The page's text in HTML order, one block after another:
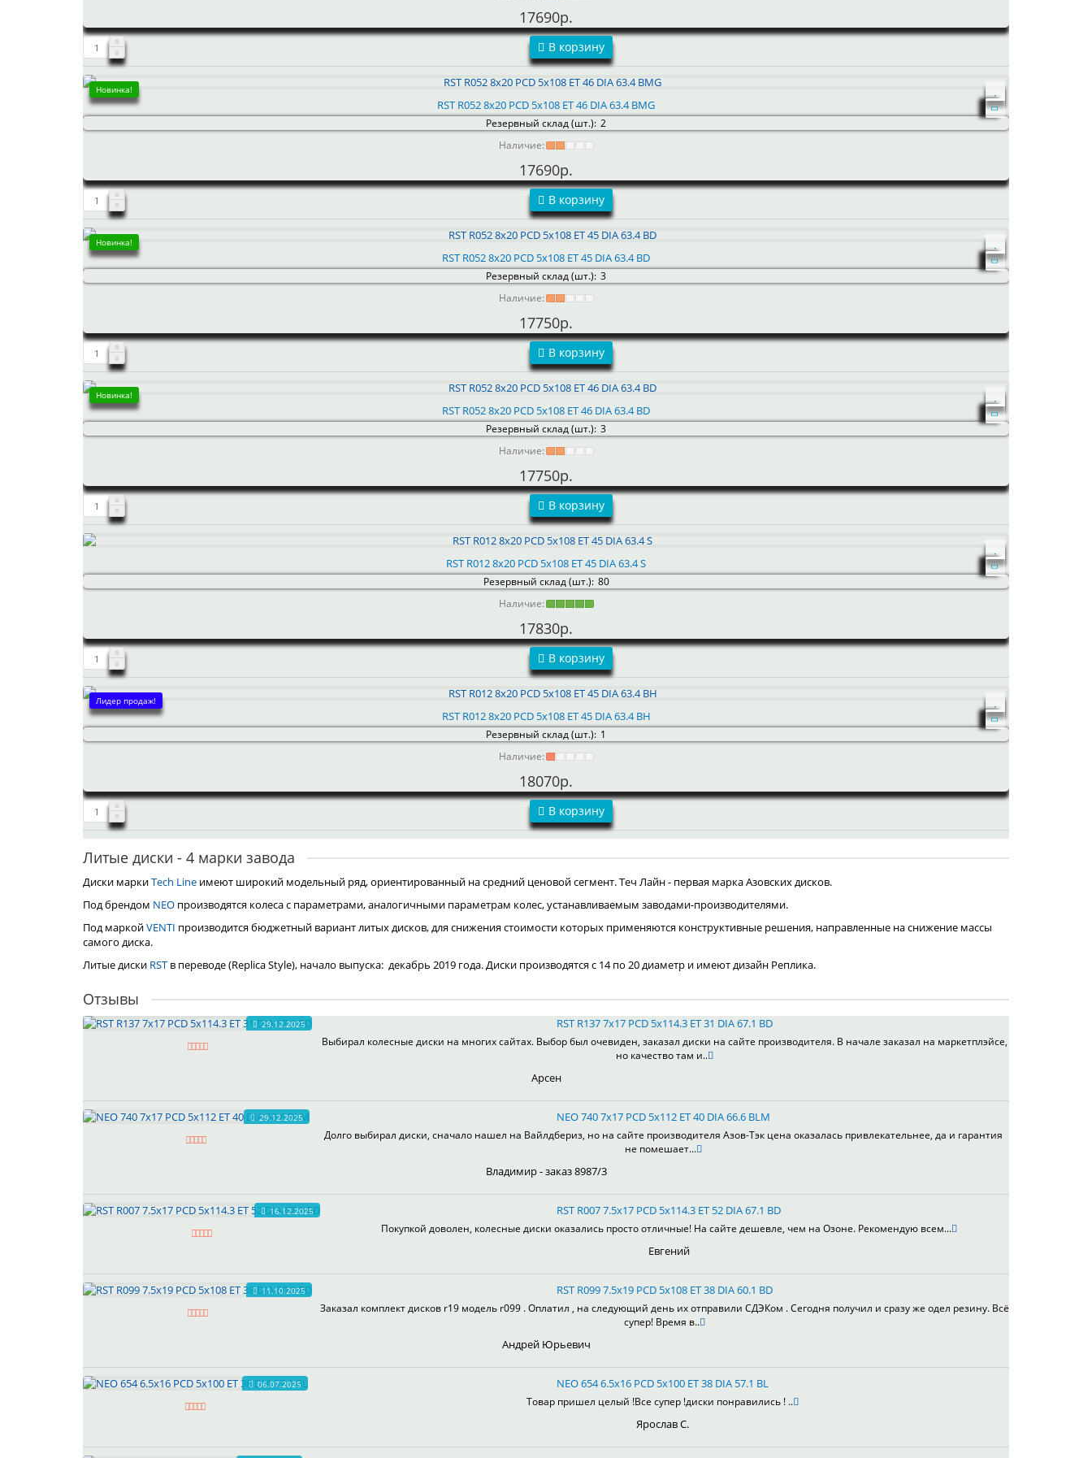
17690р.
В корзину
Новинка!
RST R052 8x20 PCD 5x108 ET 46 DIA 63.4 BMG
Резервный склад (шт.): 2
Наличие:
17690р.
В корзину
Новинка!
RST R052 8x20 PCD 5x108 ET 45 DIA 63.4 BD
Резервный склад (шт.): 3
Наличие:
17750р.
В корзину
Новинка!
RST R052 8x20 PCD 5x108 ET 46 DIA 63.4 BD
Резервный склад (шт.): 3
Наличие:
17750р.
В корзину
RST R012 8x20 PCD 5x108 ET 45 DIA 63.4 S
Резервный склад (шт.): 80
Наличие:
17830р.
В корзину
Лидер продаж!
RST R012 8x20 PCD 5x108 ET 45 DIA 63.4 BH
Резервный склад (шт.): 1
Наличие:
18070р.
В корзину
Литые диски - 4 марки завода
Диски маркиTech Line имеют широкий модельный ряд, ориентированный на средний ценовой сегмент. Теч Лайн - первая марка Азовских дисков.
Под брендом NEO производятся колеса с параметрами, аналогичными параметрам колес, устанавливаемым заводами-производителями.
Под маркойVENTI производится бюджетный вариант литых дисков, для снижения стоимости которых применяются конструктивные решения, направленные на снижение массы
самого диска.
Литые диски RST в переводе (Replica Style), начало выпуска: декабрь 2019 года. Диски производятся с 14 по 20 диаметр и имеют дизайн Реплика.
Отзывы
29.12.2025 RST R137 7x17 PCD 5x114.3 ET 31 DIA 67.1 BD
Выбирал колесные диски на многих сайтах. Выбор был очевиден, заказал диски на сайте производителя. В начале заказал на маркетплэйсе,
но качество там и..
Арсен
29.12.2025 NEO 740 7x17 PCD 5x112 ET 40 DIA 66.6 BLM
Долго выбирал диски, сначало нашел на Вайлдбериз, но на сайте производителя Азов-Тэк цена оказалась привлекательнее, да и гарантия
не помешает...
Владимир - заказ 8987/3
16.12.2025 RST R007 7.5x17 PCD 5x114.3 ET 52 DIA 67.1 BD
Покупкой доволен, колесные диски оказались просто отличные! На сайте дешевле, чем на Озоне. Рекомендую всем...
Евгений
11.10.2025 RST R099 7.5x19 PCD 5x108 ET 38 DIA 60.1 BD
Заказал комплект дисков r19 модель r099 . Оплатил , на следующий день их отправили СДЭКом . Сегодня получил и сразу же одел резину. Всё
супер! Время в..
Андрей Юрьевич
06.07.2025 NEO 654 6.5x16 PCD 5x100 ET 38 DIA 57.1 BL
Товар пришел целый !Все супер !диски понравились ! ..
Ярослав С.